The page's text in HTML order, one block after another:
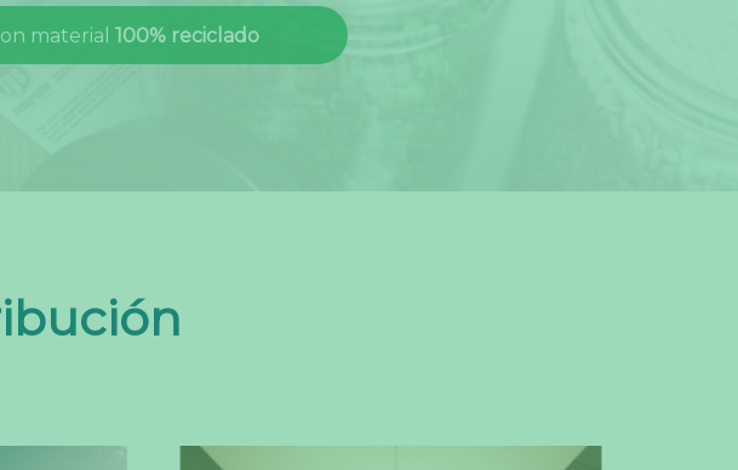
material 100% reciclado